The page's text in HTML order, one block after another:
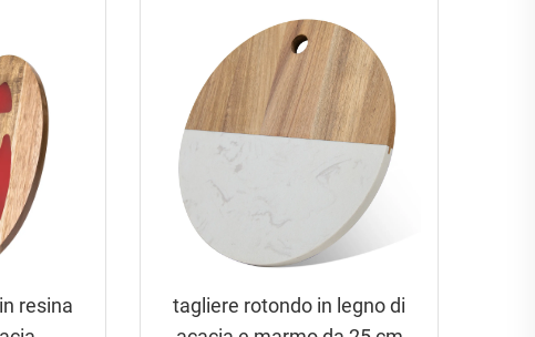
resina
tagliere rotondo in legno di